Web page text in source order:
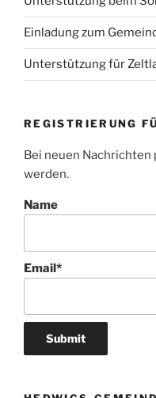
Einladung zum
Unterstützung für
REGISTRIERUNG
Bei neuen
werden.
Name
Email*